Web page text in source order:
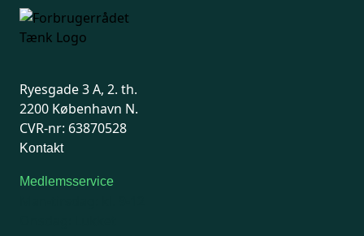
Ryesgade 3 A, 2. th.
2200 København N.
CVR-nr: 63870528
Kontakt
Medlemsservice